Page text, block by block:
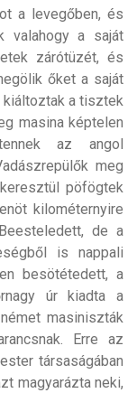
a levegőben, és
valahogy a saját
zárótüzét, és
őket a saját
kiáltoztak a tisztek
masina képtelen
az angol
meg
pöfögtek
kilométernyire
de a
is nappali
besötétedett, a
úr kiadta a
masiniszták
Erre az
társaságában
magyarázta neki,